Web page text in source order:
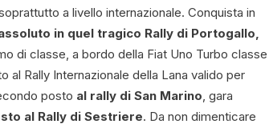
a livello internazionale. Conquista in
in quel tragico Rally di Portogallo,
di classe, a bordo della Fiat Uno Turbo classe
al Rally Internazionale della Lana valido per
posto al rally di San Marino , gara
al Rally di Sestriere. Da non dimenticare